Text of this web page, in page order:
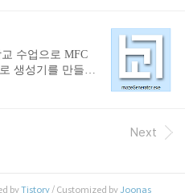
문자열의 끝을 표시하기 위해 사
된 문자열들, 심지어는 길이가 0
인할 수 있다.
교 수업으로 MFC
생성기를 만들
밖에 없어서..)윈
하면 된다. DFS
Next
byTistory/ Customized byJoonas